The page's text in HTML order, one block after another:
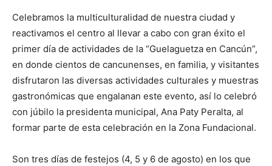
Celebramos la multiculturalidad de nuestra ciudad y
reactivamos el centro al llevar a cabo con gran éxito el
primer día de actividades de la “Guelaguetza en Cancún”,
en donde cientos de cancunenses, en familia, y visitantes
disfrutaron las diversas actividades culturales y muestras
gastronómicas que engalanan este evento, así lo celebró
con júbilo la presidenta municipal, Ana Paty Peralta, al
formar parte de esta celebración en la Zona Fundacional.
Son tres días de festejos (4, 5 y 6 de agosto) en los que